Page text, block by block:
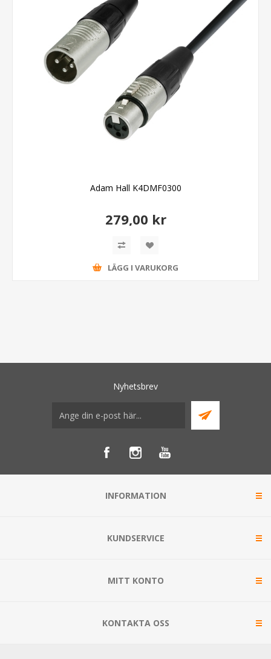
Adam Hall K4DMF0300
279,00 kr
LÄGG I VARUKORG
Nyhetsbrev
INFORMATION
KUNDSERVICE
MITT KONTO
KONTAKTA OSS